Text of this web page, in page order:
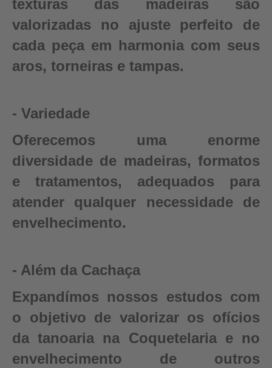
texturas das madeiras são
valorizadas no ajuste perfeito de
cada peça em harmonia com seus
aros, torneiras e tampas.
- Variedade
Oferecemos uma enorme
diversidade de madeiras, formatos
e tratamentos, adequados para
atender qualquer necessidade de
envelhecimento.
- Além da Cachaça
Expandímos nossos estudos com
o objetivo de valorizar os ofícios
da tanoaria na Coquetelaria e no
envelhecimento de outros